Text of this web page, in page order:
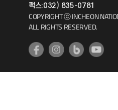
기초교육원
팩스:032) 835-0781
COPYRIGHT ⓒ INCHEON
ALL RIGHTS RESERVED.